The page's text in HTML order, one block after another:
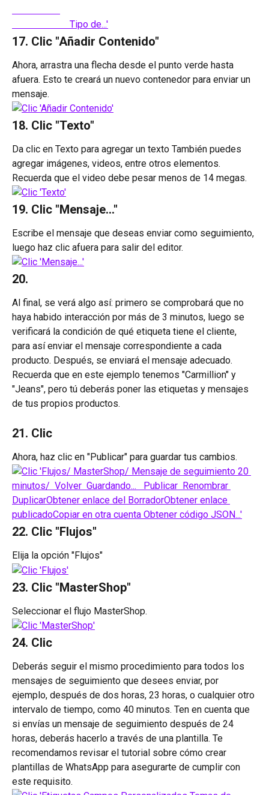
17. Clic "Añadir Contenido"
Ahora, arrastra una flecha desde el punto verde hasta
afuera. Esto te creará un nuevo contenedor para enviar un
mensaje.
18. Clic "Texto"
Da clic en Texto para agregar un texto También puedes
agregar imágenes, videos, entre otros elementos.
Recuerda que el video debe pesar menos de 14 megas.
19. Clic "Mensaje..."
Escribe el mensaje que deseas enviar como seguimiento,
luego haz clic afuera para salir del editor.
20.
Al final, se verá algo así: primero se comprobará que no
haya habido interacción por más de 3 minutos, luego se
verificará la condición de qué etiqueta tiene el cliente,
para así enviar el mensaje correspondiente a cada
producto. Después, se enviará el mensaje adecuado.
Recuerda que en este ejemplo tenemos "Carmillion" y
"Jeans", pero tú deberás poner las etiquetas y mensajes
de tus propios productos.
21. Clic
Ahora, haz clic en "Publicar" para guardar tus cambios.
22. Clic "Flujos"
Elija la opción "Flujos"
23. Clic "MasterShop"
Seleccionar el flujo MasterShop.
24. Clic
Deberás seguir el mismo procedimiento para todos los
mensajes de seguimiento que desees enviar, por
ejemplo, después de dos horas, 23 horas, o cualquier otro
intervalo de tiempo, como 40 minutos. Ten en cuenta que
si envías un mensaje de seguimiento después de 24
horas, deberás hacerlo a través de una plantilla. Te
recomendamos revisar el tutorial sobre cómo crear
plantillas de WhatsApp para asegurarte de cumplir con
este requisito.